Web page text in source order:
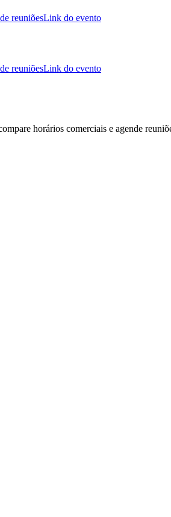
reuniõesLink do evento
reuniõesLink do evento
horários comerciais e agende